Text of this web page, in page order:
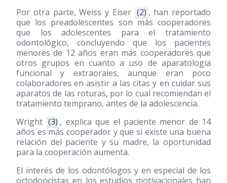
Por otra parte, Weiss y Eiser (2) , han reportado
que los preadolescentes son más cooperadores
que los adolescentes para el tratamiento
odontológico, concluyendo que los pacientes
menores de 12 años eran más cooperadores que
otros grupos en cuanto a uso de aparatología
funcional y extraorales, aunque eran poco
colaboradores en asistir a las citas y en cuidar sus
aparatos de las roturas, por lo cual recomiendan el
tratamiento temprano, antes de la adolescencia.
Wright (3) , explica que el paciente menor de 14
años es más cooperador y que si existe una buena
relación del paciente y su madre, la oportunidad
para la cooperación aumenta.
El interés de los odontólogos y en especial de los
ortodoncistas en los estudios motivacionales han